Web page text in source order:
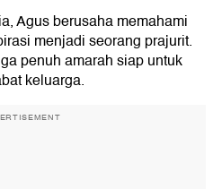
Agus berusaha memahami
menjadi seorang prajurit.
penuh amarah siap untuk
keluarga.